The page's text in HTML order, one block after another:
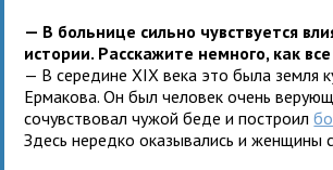
— В больнице сильно чувствуется
истории. Расскажите немного, как
— В середине XIX века это была земля
Ермакова. Он был человек очень
сочувствовал чужой беде и построил
Здесь нередко оказывались и женщины